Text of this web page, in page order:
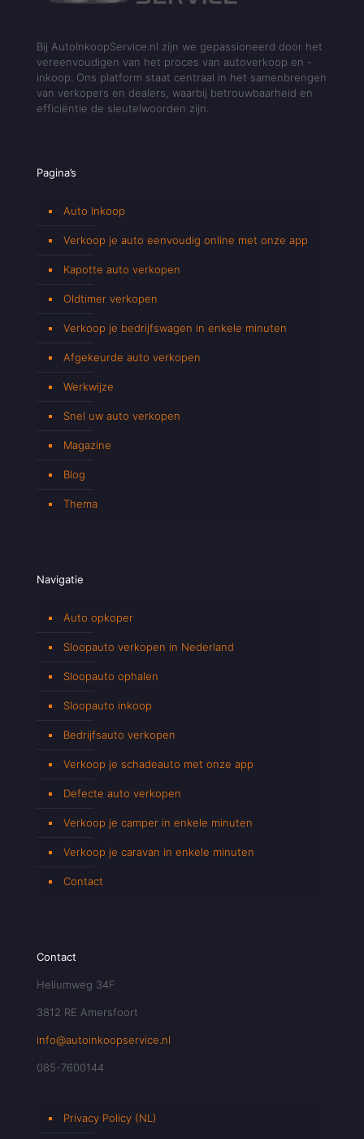
Bij AutoInkoopService.nl zijn we gepassioneerd door het
vereenvoudigen van het proces van autoverkoop en -
inkoop. Ons platform staat centraal in het samenbrengen
van verkopers en dealers, waarbij betrouwbaarheid en
efficiëntie de sleutelwoorden zijn.
Pagina’s
Auto Inkoop
Verkoop je auto eenvoudig online met onze app
Kapotte auto verkopen
Oldtimer verkopen
Verkoop je bedrijfswagen in enkele minuten
Afgekeurde auto verkopen
Werkwijze
Snel uw auto verkopen
Magazine
Blog
Thema
Navigatie
Auto opkoper
Sloopauto verkopen in Nederland
Sloopauto ophalen
Sloopauto inkoop
Bedrijfsauto verkopen
Verkoop je schadeauto met onze app
Defecte auto verkopen
Verkoop je camper in enkele minuten
Verkoop je caravan in enkele minuten
Contact
Contact
Heliumweg 34F
3812 RE Amersfoort
info@autoinkoopservice.nl
085-7600144
Privacy Policy (NL)